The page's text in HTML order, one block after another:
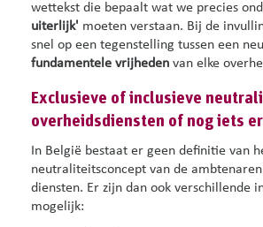
wettekst die bepaalt wat we precies
uiterlijk' moeten verstaan. Bij de
snel op een tegenstelling tussen een
fundamentele vrijheden van elke
Exclusieve of inclusieve
overheidsdiensten of nog iets
In België bestaat er geen definitie van
neutraliteitsconcept van de
diensten. Er zijn dan ook verschillende
mogelijk: